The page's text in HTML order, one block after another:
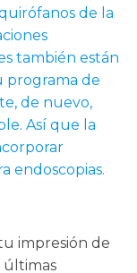
de la
también están
programa de
de nuevo,
Así que la
endoscopias.
impresión de
últimas